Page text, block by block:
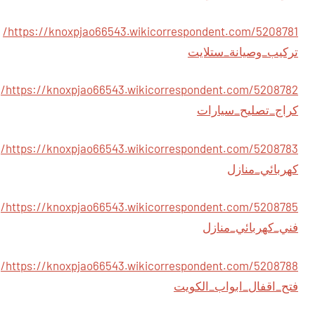
https://knoxpjao66543.wikicorrespondent.com/5208781/
تركيب_وصيانة_ستلايت
https://knoxpjao66543.wikicorrespondent.com/5208782/
كراج_تصليح_سيارات
https://knoxpjao66543.wikicorrespondent.com/5208783/
كهربائي_منازل
https://knoxpjao66543.wikicorrespondent.com/5208785/
فني_كهربائي_منازل
https://knoxpjao66543.wikicorrespondent.com/5208788/
فتح_اقفال_ابواب_الكويت